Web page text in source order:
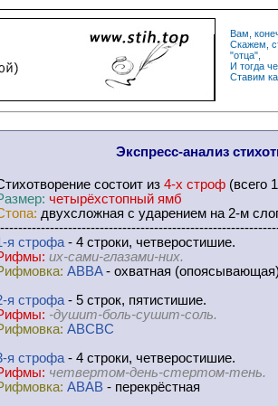
Вам,
Скажем,
"отца",
И тогда
Ставим
Экспресс-анализ
состоит из 4-х строф (всего
четырёхстопный ямб
двухсложная с ударением на 2-м
я cтрофа - 4 строки, четверостишие.
их-сами-глазами-них.
ABBA- охватная (опоясывающая)
я cтрофа - 5 строк, пятистишие.
-душит-боль-сушит-соль.
ABCBC
я cтрофа - 4 строки, четверостишие.
четвертом-день-стертом-тень.
ABAB - перекрёстная